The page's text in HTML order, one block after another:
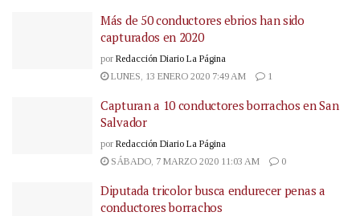
Más de 50 conductores ebrios han sido
capturados en 2020
por Redacción Diario La Página
LUNES, 13 ENERO 2020 7:49 AM
1
Capturan a 10 conductores borrachos en San
Salvador
por Redacción Diario La Página
SÁBADO, 7 MARZO 2020 11:03 AM
0
Diputada tricolor busca endurecer penas a
conductores borrachos